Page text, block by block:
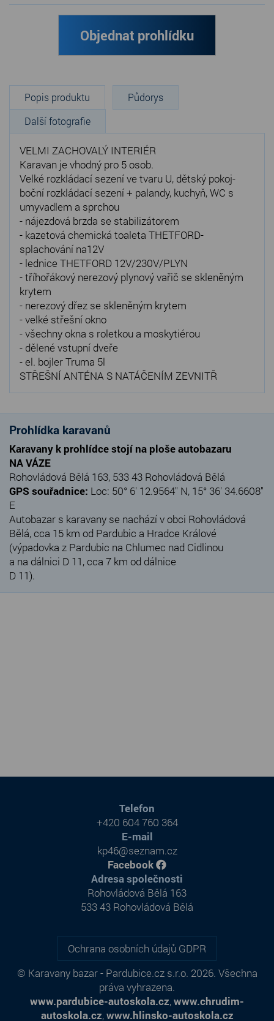
Objednat prohlídku
Popis produktu
Půdorys
Další fotografie
VELMI ZACHOVALÝ INTERIÉR
Karavan je vhodný pro 5 osob.
Velké rozkládací sezení ve tvaru U, dětský pokoj-
boční rozkládací sezení + palandy, kuchyň, WC s
umyvadlem a sprchou
- nájezdová brzda se stabilizátorem
- kazetová chemická toaleta THETFORD-
splachování na12V
- lednice THETFORD 12V/230V/PLYN
- tříhořákový nerezový plynový vařič se skleněným
krytem
- nerezový dřez se skleněným krytem
- velké střešní okno
- všechny okna s roletkou a moskytiérou
- dělené vstupní dveře
- el. bojler Truma 5l
STŘEŠNÍ ANTÉNA S NATÁČENÍM ZEVNITŘ
Prohlídka karavanů
Karavany k prohlídce stojí na ploše autobazaru
NA VÁZE
Rohovládová Bělá 163, 533 43 Rohovládová Bělá
GPS souřadnice: Loc: 50° 6' 12.9564" N, 15° 36' 34.6608"
E
Autobazar s karavany se nachází v obci Rohovládová
Bělá, cca 15 km od Pardubic a Hradce Králové
(výpadovka z Pardubic na Chlumec nad Cidlinou
a na dálnici D 11, cca 7 km od dálnice
D 11).
Ochrana osobních údajů GDPR
© Karavany bazar - Pardubice.cz s.r.o. 2026. Všechna
práva vyhrazena.
www.pardubice-autoskola.cz,www.chrudim-
autoskola.cz,www.hlinsko-autoskola.cz
Adresa společnosti
Rohovládová Bělá 163
533 43 Rohovládová Bělá
Telefon
+420 604 760 364
E-mail
kp46@seznam.cz
Facebook